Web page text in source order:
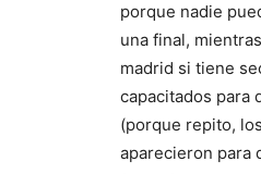
porque nadie
una final,
madrid si tiene
capacitados para
(porque repito,
aparecieron para